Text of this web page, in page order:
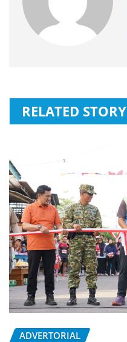
RELATED STORY
ADVERTORIAL